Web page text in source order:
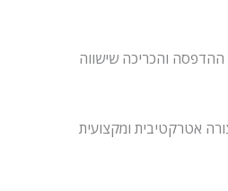
ההדפסה והכריכה שישווה
אטרקטיבית ומקצועית